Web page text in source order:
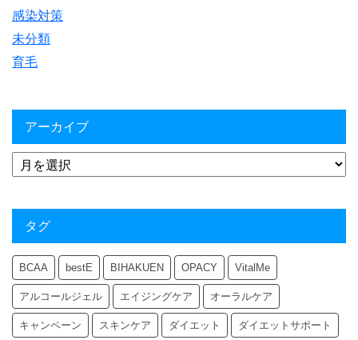
感染対策
未分類
育毛
アーカイブ
タグ
BCAA bestE BIHAKUEN OPACY VitalMe
アルコールジェル エイジングケア オーラルケア
キャンペーン スキンケア ダイエット ダイエットサポート